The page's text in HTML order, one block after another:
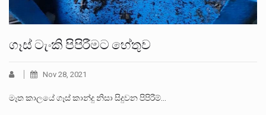
ගෑස් ටැංකි පිපිරීමට හේතුව
Nov 28, 2021
මෑත කාලයේ ගෑස් කාන්දු නිසා සිදුවන පිපිරීම්…